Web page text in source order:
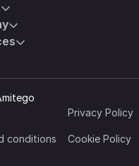
Merck und
erfolgreich im
Privacy Policy
conditions Cookie Policy